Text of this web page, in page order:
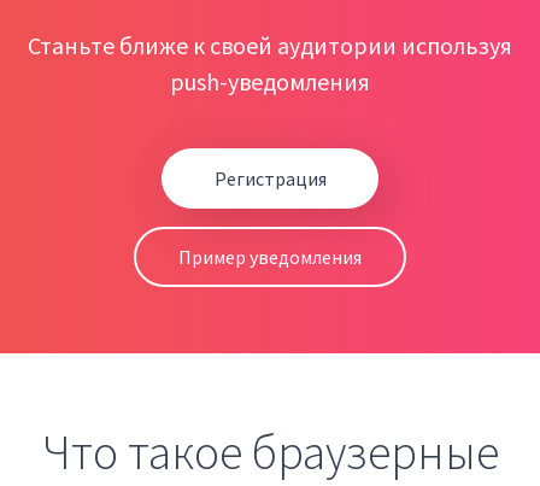
Станьте ближе к своей аудитории используя
push-уведомления
Регистрация
Пример уведомления
Что такое браузерные